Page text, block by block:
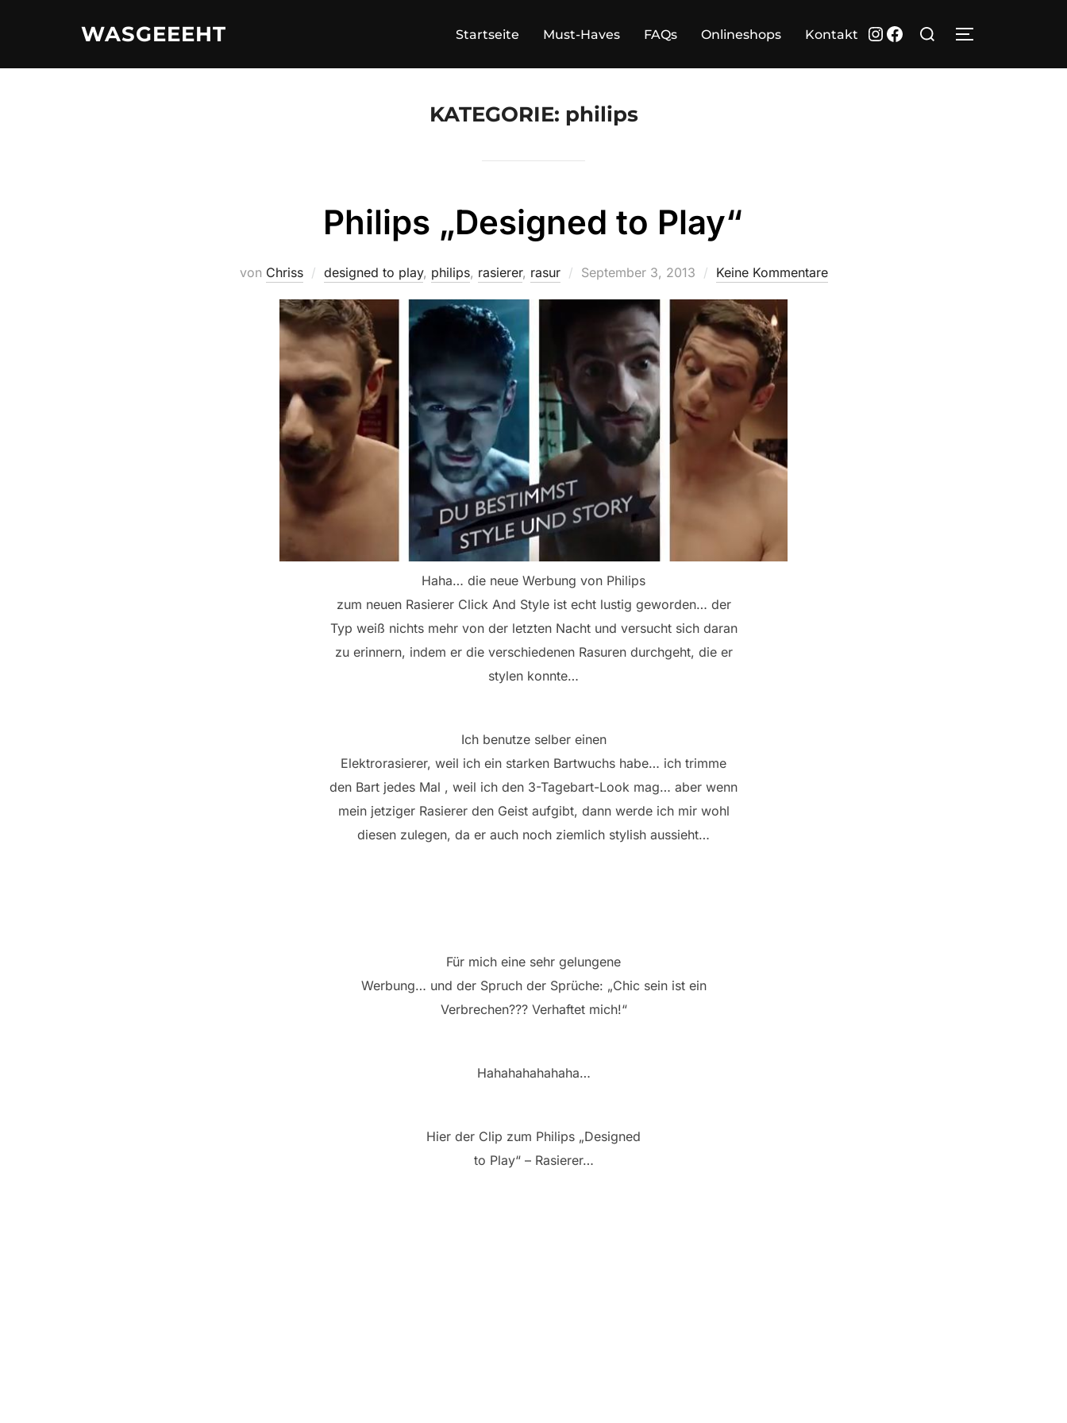
WASGEEEHT Startseite Must-Haves FAQs Onlineshops Kontakt Instagram
Facebook
Suchen
KATEGORIE: philips
Philips „Designed to Play“
von Chriss designed to play, philips, rasierer, rasur
Veröffentlicht
September 3, 2013 Keine Kommentare
Haha… die neue Werbung von Philips
zum neuen Rasierer Click And Style ist echt lustig geworden… der
Typ weiß nichts mehr von der letzten Nacht und versucht sich daran
zu erinnern, indem er die verschiedenen Rasuren durchgeht, die er
stylen konnte…
Ich benutze selber einen
Elektrorasierer, weil ich ein starken Bartwuchs habe… ich trimme
den Bart jedes Mal , weil ich den 3-Tagebart-Look mag… aber wenn
mein jetziger Rasierer den Geist aufgibt, dann werde ich mir wohl
diesen zulegen, da er auch noch ziemlich stylish aussieht…
Für mich eine sehr gelungene
Werbung… und der Spruch der Sprüche: „Chic sein ist ein
Verbrechen??? Verhaftet mich!“
Hahahahahahaha…
Hier der Clip zum Philips „Designed
to Play“ – Rasierer…